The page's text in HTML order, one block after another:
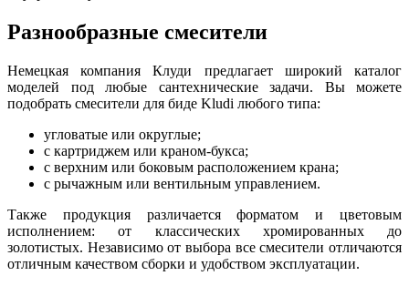
Разнообразные смесители
Немецкая компания Клуди предлагает широкий каталог
моделей под любые сантехнические задачи. Вы можете
подобрать смесители для биде Kludi любого типа:
угловатые или округлые;
с картриджем или краном-букса;
с верхним или боковым расположением крана;
с рычажным или вентильным управлением.
Также продукция различается форматом и цветовым
исполнением: от классических хромированных до
золотистых. Независимо от выбора все смесители отличаются
отличным качеством сборки и удобством эксплуатации.